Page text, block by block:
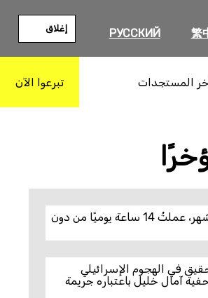
繁
РУССКИЙ إغلاق
المستجدات تبرعوا الآن
“لمدة خمسة أشهر، عملتُ 14 ساعة يوميًا من دون
في الهجوم الإسرائيلي
آمال خليل باعتباره جريمة